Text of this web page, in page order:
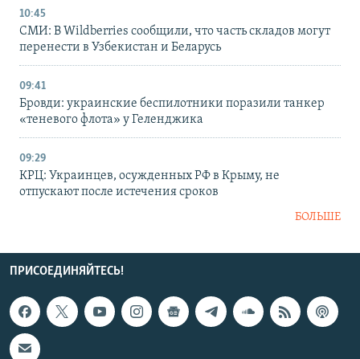
10:45
СМИ: В Wildberries сообщили, что часть складов могут
перенести в Узбекистан и Беларусь
09:41
Бровди: украинские беспилотники поразили танкер
«теневого флота» у Геленджика
09:29
КРЦ: Украинцев, осужденных РФ в Крыму, не
отпускают после истечения сроков
БОЛЬШЕ
ПРИСОЕДИНЯЙТЕСЬ!